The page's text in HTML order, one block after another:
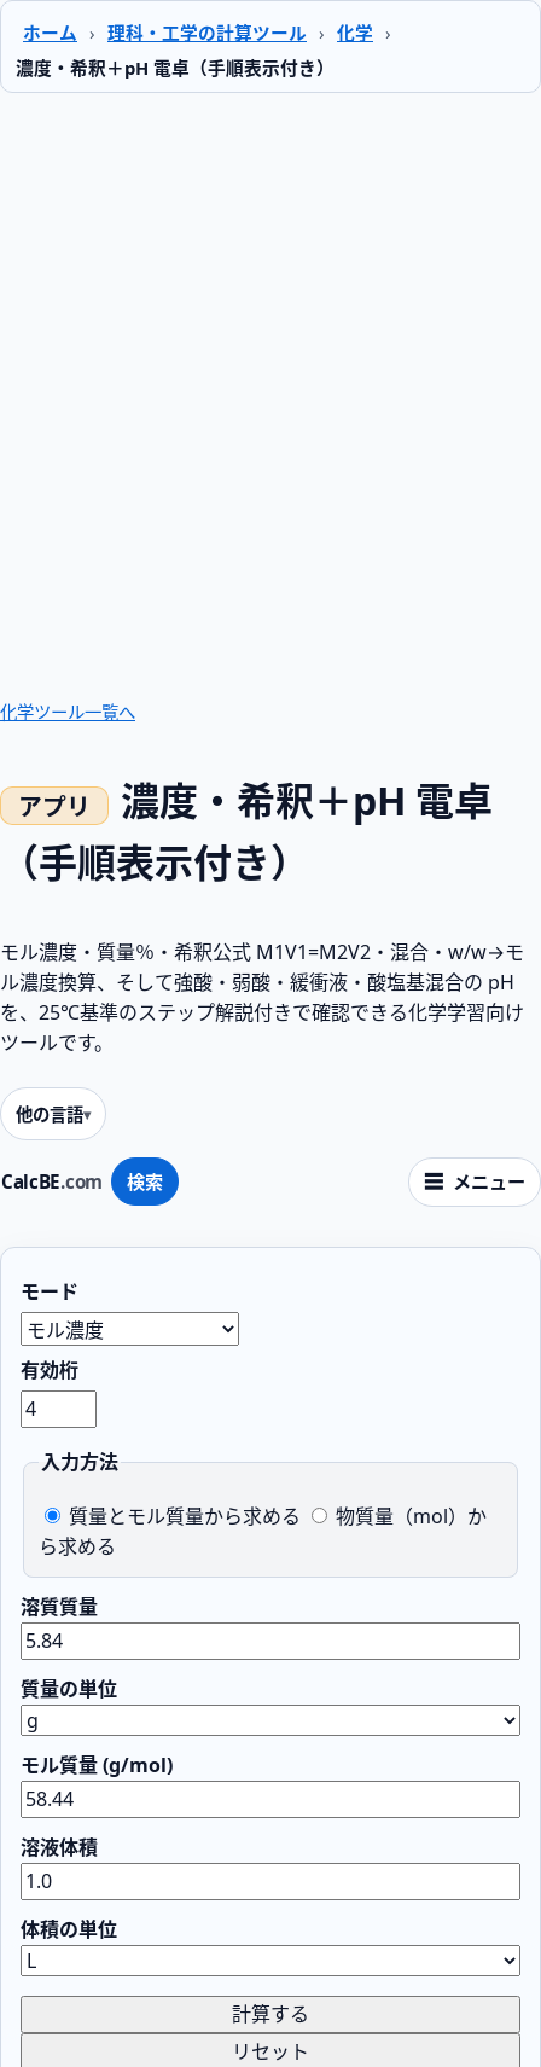
ホーム › 理科・工学の計算ツール › 化学 ›
濃度・希釈＋pH 電卓（手順表示付き）
CalcBE.com 検索 メニュー
化学ツール一覧へ
濃度・希釈＋pH 電卓
（手順表示付き）
モル濃度・質量％・希釈公式 M1V1=M2V2・混合・w/w→モ
ル濃度換算、そして強酸・弱酸・緩衝液・酸塩基混合の pH
を、25℃基準のステップ解説付きで確認できる化学学習向け
ツールです。
他の言語
モード
有効桁
入力方法
質量とモル質量から求める
物質量（mol）か
ら求める
溶質質量
質量の単位
モル質量 (g/mol)
溶液体積
体積の単位
計算する
リセット